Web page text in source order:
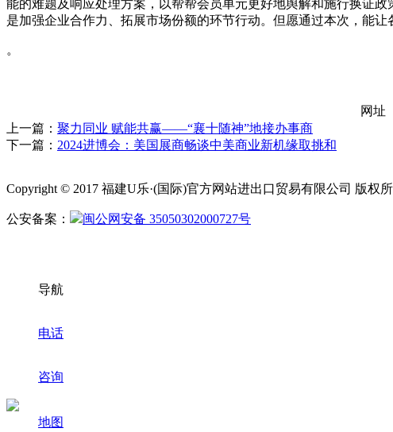
能的难题及响应处理方案，以帮帮会员单元更好地舆解和施行换证
是加强企业合作力、拓展市场份额的环节行动。但愿通过本次，能
。
网址
上一篇： 聚力同业 赋能共赢——“襄十随神”地接办事商
下一篇： 2024进博会：美国展商畅谈中美商业新机缘取挑和
Copyright © 2017 福建U乐·(国际)官方网站进出口贸易有限公司 版权
公安备案： 闽公网安备 35050302000727号
导航
电话
咨询
地图